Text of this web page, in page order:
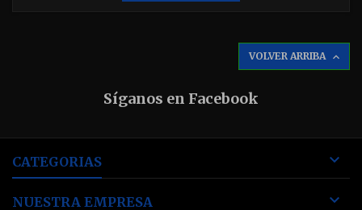
VOLVER ARRIBA 
Síganos en Facebook
CATEGORIAS 
NUESTRA EMPRESA 